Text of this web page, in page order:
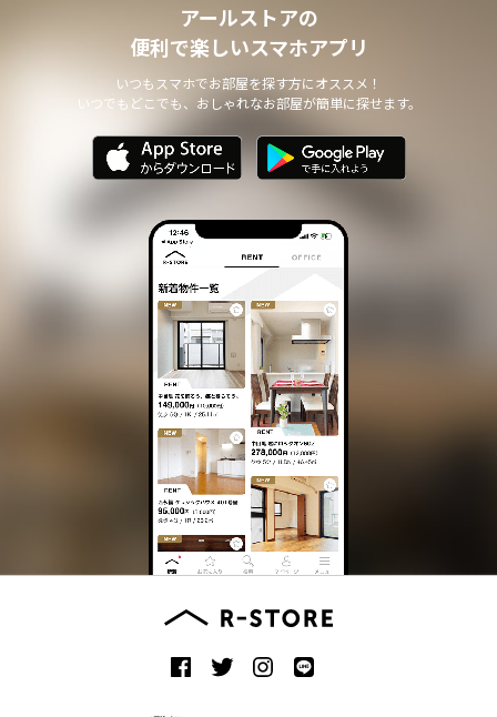
アールストアの
便利で楽しいスマホアプリ
いつもスマホでお部屋を探す方にオススメ！
いつでもどこでも、おしゃれなお部屋が簡単に探せます。